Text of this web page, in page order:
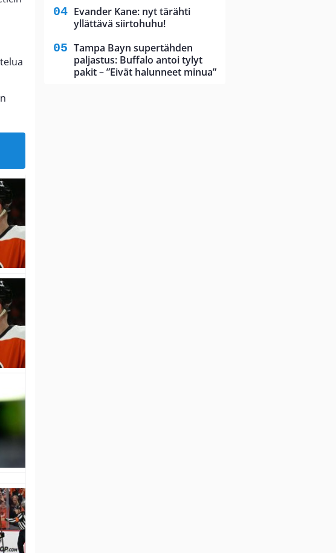
Evander Kane: nyt tärähti
yllättävä siirtohuhu!
Tampa Bayn supertähden
paljastus: Buffalo antoi tylyt
pakit – ”Eivät halunneet minua”